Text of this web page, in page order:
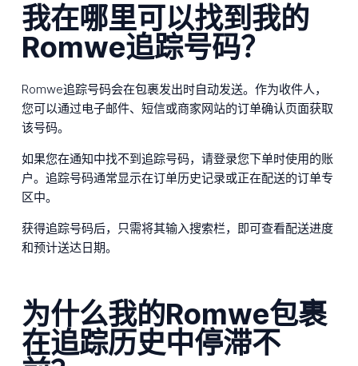
我在哪里可以找到我的
Romwe追踪号码？
Romwe追踪号码会在包裹发出时自动发送。作为收件人，
您可以通过电子邮件、短信或商家网站的订单确认页面获取
该号码。
如果您在通知中找不到追踪号码，请登录您下单时使用的账
户。追踪号码通常显示在订单历史记录或正在配送的订单专
区中。
获得追踪号码后，只需将其输入搜索栏，即可查看配送进度
和预计送达日期。
为什么我的Romwe包裹
在追踪历史中停滞不